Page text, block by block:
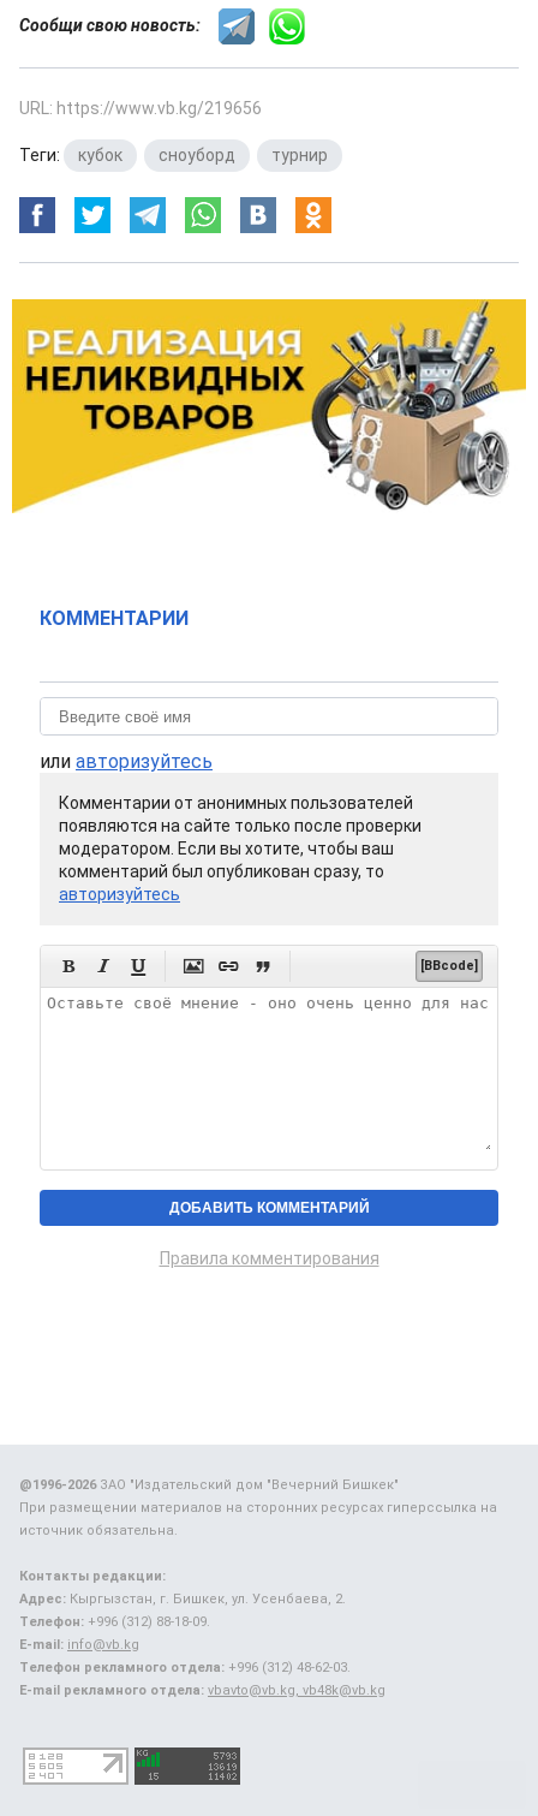
Сообщи свою новость:
URL: https://www.vb.kg/219656
Теги: кубок сноуборд турнир
КОММЕНТАРИИ
или авторизуйтесь
Комментарии от анонимных пользователей
появляются на сайте только после проверки
модератором. Если вы хотите, чтобы ваш
комментарий был опубликован сразу, то
авторизуйтесь
      [BBcode]
Правила комментирования
@1996-2026ЗАО "Издательский дом "Вечерний Бишкек"
При размещении материалов на сторонних ресурсах гиперссылка на
источник обязательна.
Контакты редакции:
Адрес: Кыргызстан, г. Бишкек, ул. Усенбаева, 2.
Телефон: +996 (312) 88-18-09.
E-mail: info@vb.kg
Телефон рекламного отдела: +996 (312) 48-62-03.
E-mail рекламного отдела: vbavto@vb.kg, vb48k@vb.kg